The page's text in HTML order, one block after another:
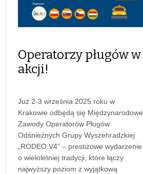
Operatorzy pługów w
akcji!
Już 2-3 września 2025 roku w
Krakowie odbędą się Międzynarodowe
Zawody Operatorów Pługów
Odśnieżnych Grupy Wyszehradzkiej
„RODEO V4” – prestiżowe wydarzenie
o wieloletniej tradycji, które łączy
najwyższy poziom z wyjątkową